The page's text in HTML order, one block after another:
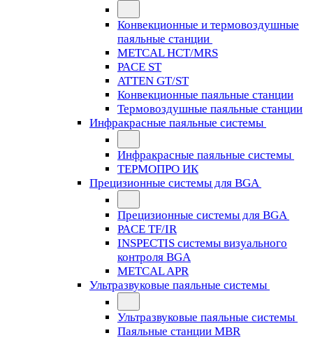
Конвекционные и термовоздушные
паяльные станции
METCAL HCT/MRS
PACE ST
ATTEN GT/ST
Конвекционные паяльные станции
Термовоздушные паяльные станции
Инфракрасные паяльные системы
Инфракрасные паяльные системы
ТЕРМОПРО ИК
Прецизионные системы для BGA
Прецизионные системы для BGA
PACE TF/IR
INSPECTIS системы визуального
контроля BGA
METCAL APR
Ультразвуковые паяльные системы
Ультразвуковые паяльные системы
Паяльные станции MBR